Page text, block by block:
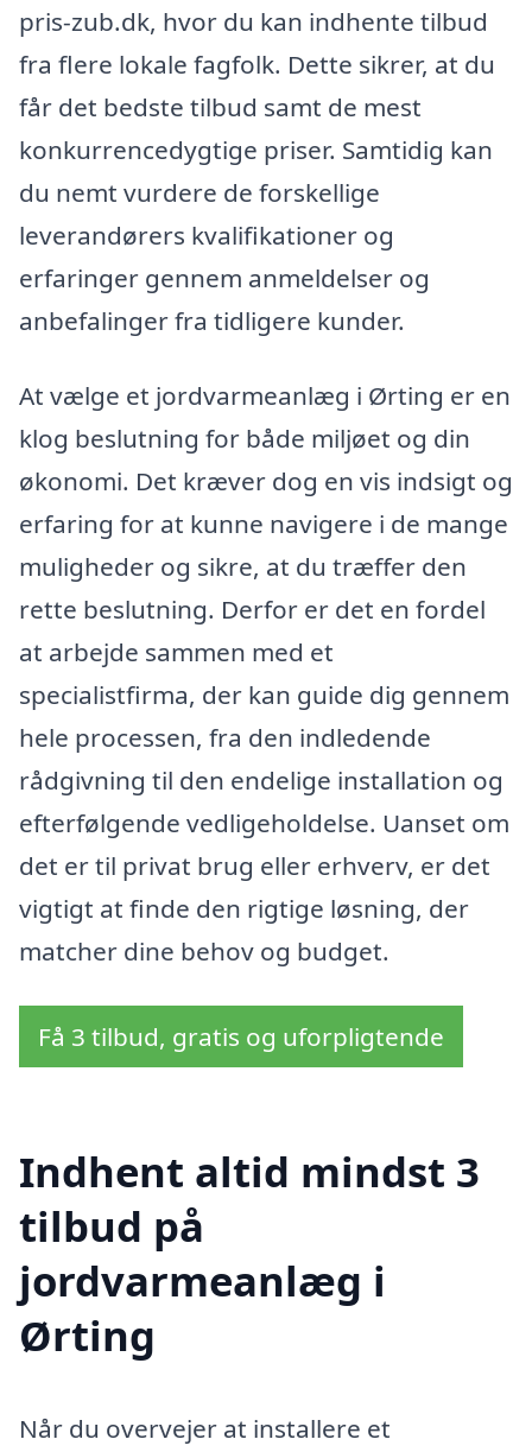
pris-zub.dk, hvor du kan indhente tilbud
fra flere lokale fagfolk. Dette sikrer, at du
får det bedste tilbud samt de mest
konkurrencedygtige priser. Samtidig kan
du nemt vurdere de forskellige
leverandørers kvalifikationer og
erfaringer gennem anmeldelser og
anbefalinger fra tidligere kunder.
At vælge et jordvarmeanlæg i Ørting er en
klog beslutning for både miljøet og din
økonomi. Det kræver dog en vis indsigt og
erfaring for at kunne navigere i de mange
muligheder og sikre, at du træffer den
rette beslutning. Derfor er det en fordel
at arbejde sammen med et
specialistfirma, der kan guide dig gennem
hele processen, fra den indledende
rådgivning til den endelige installation og
efterfølgende vedligeholdelse. Uanset om
det er til privat brug eller erhverv, er det
vigtigt at finde den rigtige løsning, der
matcher dine behov og budget.
Få 3 tilbud, gratis og uforpligtende
Indhent altid mindst 3
tilbud på
jordvarmeanlæg i
Ørting
Når du overvejer at installere et